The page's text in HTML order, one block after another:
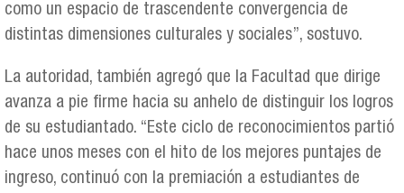
como un espacio de trascendente convergencia de
distintas dimensiones culturales y sociales”, sostuvo.
La autoridad, también agregó que la Facultad que dirige
avanza a pie firme hacia su anhelo de distinguir los logros
de su estudiantado. “Este ciclo de reconocimientos partió
hace unos meses con el hito de los mejores puntajes de
ingreso, continuó con la premiación a estudiantes de